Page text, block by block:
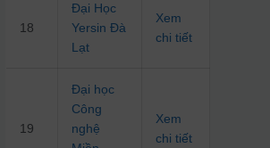
18
Đại Học
Yersin Đà
Lạt
Xem
chi tiết
19
Đại học
Công
nghệ
Xem
chi tiết